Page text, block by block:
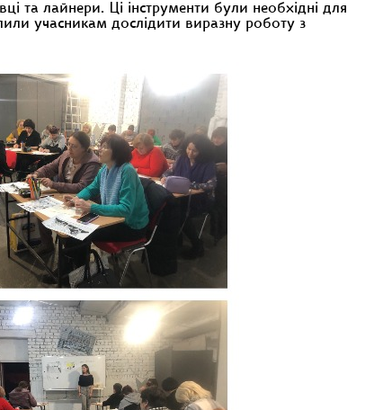
та лайнери. Ці інструменти були необхідні для
учасникам дослідити виразну роботу з